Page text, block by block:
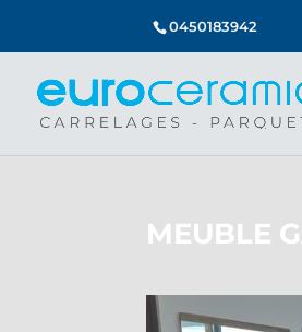
0450183942
MEUBLE